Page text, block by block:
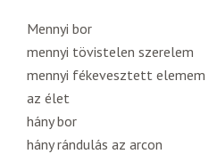
Mennyi bor
mennyi tövistelen szerelem
mennyi fékevesztett elemem
az élet
hány bor
hány rándulás az arcon